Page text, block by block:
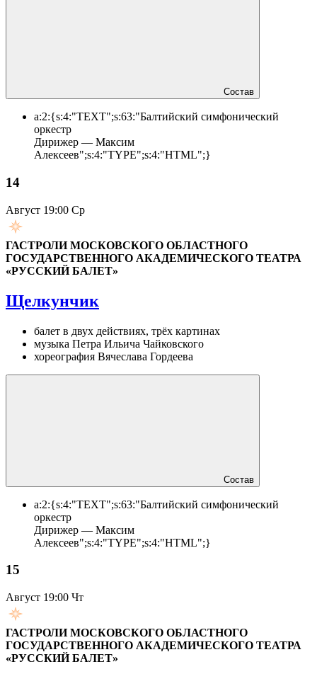
Состав
a:2:{s:4:"TEXT";s:63:"Балтийский симфонический
оркестр
Дирижер — Максим
Алексеев";s:4:"TYPE";s:4:"HTML";}
14
Август 19:00 Ср
ГАСТРОЛИ МОСКОВСКОГО ОБЛАСТНОГО
ГОСУДАРСТВЕННОГО АКАДЕМИЧЕСКОГО ТЕАТРА
«РУССКИЙ БАЛЕТ»
Щелкунчик
балет в двух действиях, трёх картинах
музыка Петра Ильича Чайковского
хореография Вячеслава Гордеева
Состав
a:2:{s:4:"TEXT";s:63:"Балтийский симфонический
оркестр
Дирижер — Максим
Алексеев";s:4:"TYPE";s:4:"HTML";}
15
Август 19:00 Чт
ГАСТРОЛИ МОСКОВСКОГО ОБЛАСТНОГО
ГОСУДАРСТВЕННОГО АКАДЕМИЧЕСКОГО ТЕАТРА
«РУССКИЙ БАЛЕТ»